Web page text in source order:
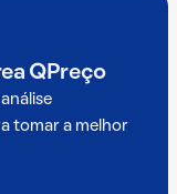
QPreço
tomar a melhor